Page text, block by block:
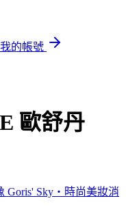
我的帳號
歐舒丹
Goris' Sky‧時尚美妝消